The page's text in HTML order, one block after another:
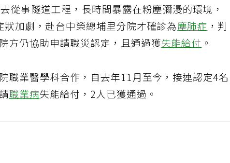
從事隧道工程，長時間暴露在粉塵彌漫的環境，
加劇，赴台中榮總埔里分院才確診為塵肺症 ，判
方仍協助申請職災認定，且通過獲失能給付 。
職業醫學科合作，自去年11月至今，接連認定4
職業病失能給付，2人已獲通過。